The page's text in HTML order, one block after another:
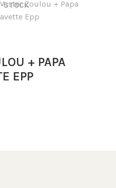
STOCK
+ PAPA
EPP